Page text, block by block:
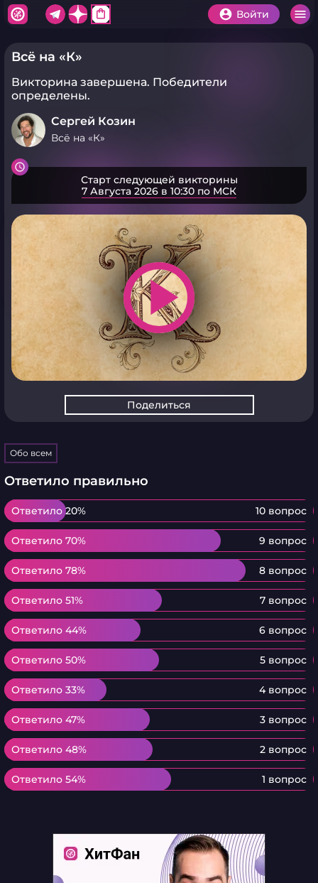
shopping_bag Войти
Всё на «К»
Викторина завершена. Победители
определены.
Сергей Козин
Всё на «К»
Старт следующей викторины
7 Августа 2026 в 10:30 по МСК
play_arrow
Поделиться
Обо всем
Ответило правильно
Ответило 20% 10 вопрос
Ответило 20%
Ответило 70% 9 вопрос
Ответило 70%
Ответило 78% 8 вопрос
Ответило 78%
Ответило 51% 7 вопрос
Ответило 51%
Ответило 44% 6 вопрос
Ответило 44%
Ответило 50% 5 вопрос
Ответило 50%
Ответило 33% 4 вопрос
Ответило 33%
Ответило 47% 3 вопрос
Ответило 47%
Ответило 48% 2 вопрос
Ответило 48%
Ответило 54% 1 вопрос
Ответило 54%